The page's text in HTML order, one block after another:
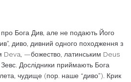
про Бога Див, але не подають Його
диво, дивний одного походження з
Deva, —божество, латинським Deus
Дослідники приймають Бога
чудище (пор. наше “диво”). Крик